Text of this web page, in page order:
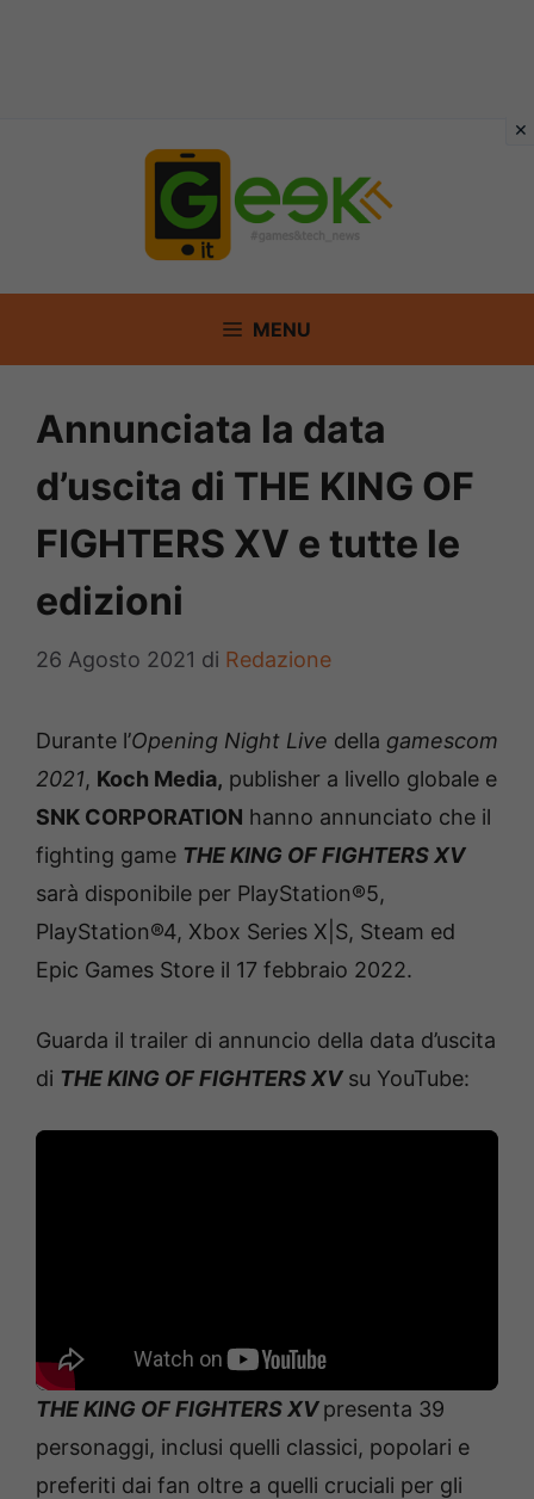
MENU
Annunciata la data
d’uscita di THE KING OF
FIGHTERS XV e tutte le
edizioni
26 Agosto 2021 di Redazione
Durante l’Opening Night Live della gamescom
2021, Koch Media, publisher a livello globale e
SNK CORPORATION hanno annunciato che il
fighting game THE KING OF FIGHTERS XV
sarà disponibile per PlayStation®5,
PlayStation®4, Xbox Series X|S, Steam ed
Epic Games Store il 17 febbraio 2022.
Guarda il trailer di annuncio della data d’uscita
di THE KING OF FIGHTERS XVsu YouTube:
THE KING OF FIGHTERS XVpresenta 39
personaggi, inclusi quelli classici, popolari e
preferiti dai fan oltre a quelli cruciali per gli